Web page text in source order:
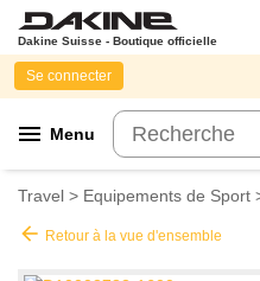
Dakine Suisse - Boutique officielle
menu Menu
Se connecter
Travel > Equipements de Sport
arrow_back Retour à la vue d'ensemble